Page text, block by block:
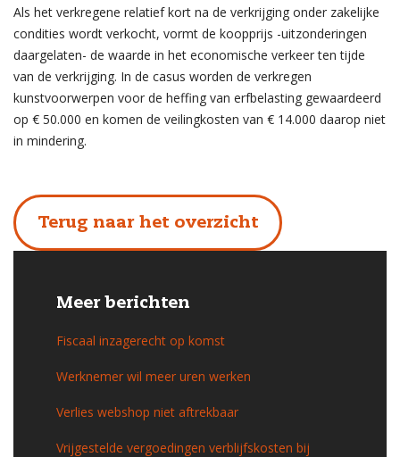
Als het verkregene relatief kort na de verkrijging onder zakelijke
condities wordt verkocht, vormt de koopprijs -uitzonderingen
daargelaten- de waarde in het economische verkeer ten tijde
van de verkrijging. In de casus worden de verkregen
kunstvoorwerpen voor de heffing van erfbelasting gewaardeerd
op € 50.000 en komen de veilingkosten van € 14.000 daarop niet
in mindering.
Terug naar het overzicht
Meer berichten
Fiscaal inzagerecht op komst
Werknemer wil meer uren werken
Verlies webshop niet aftrekbaar
Vrijgestelde vergoedingen verblijfskosten bij